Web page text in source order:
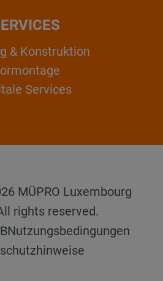
& Konstruktion
Services
MÜPRO Luxembourg
rights reserved.
Nutzungsbedingungen